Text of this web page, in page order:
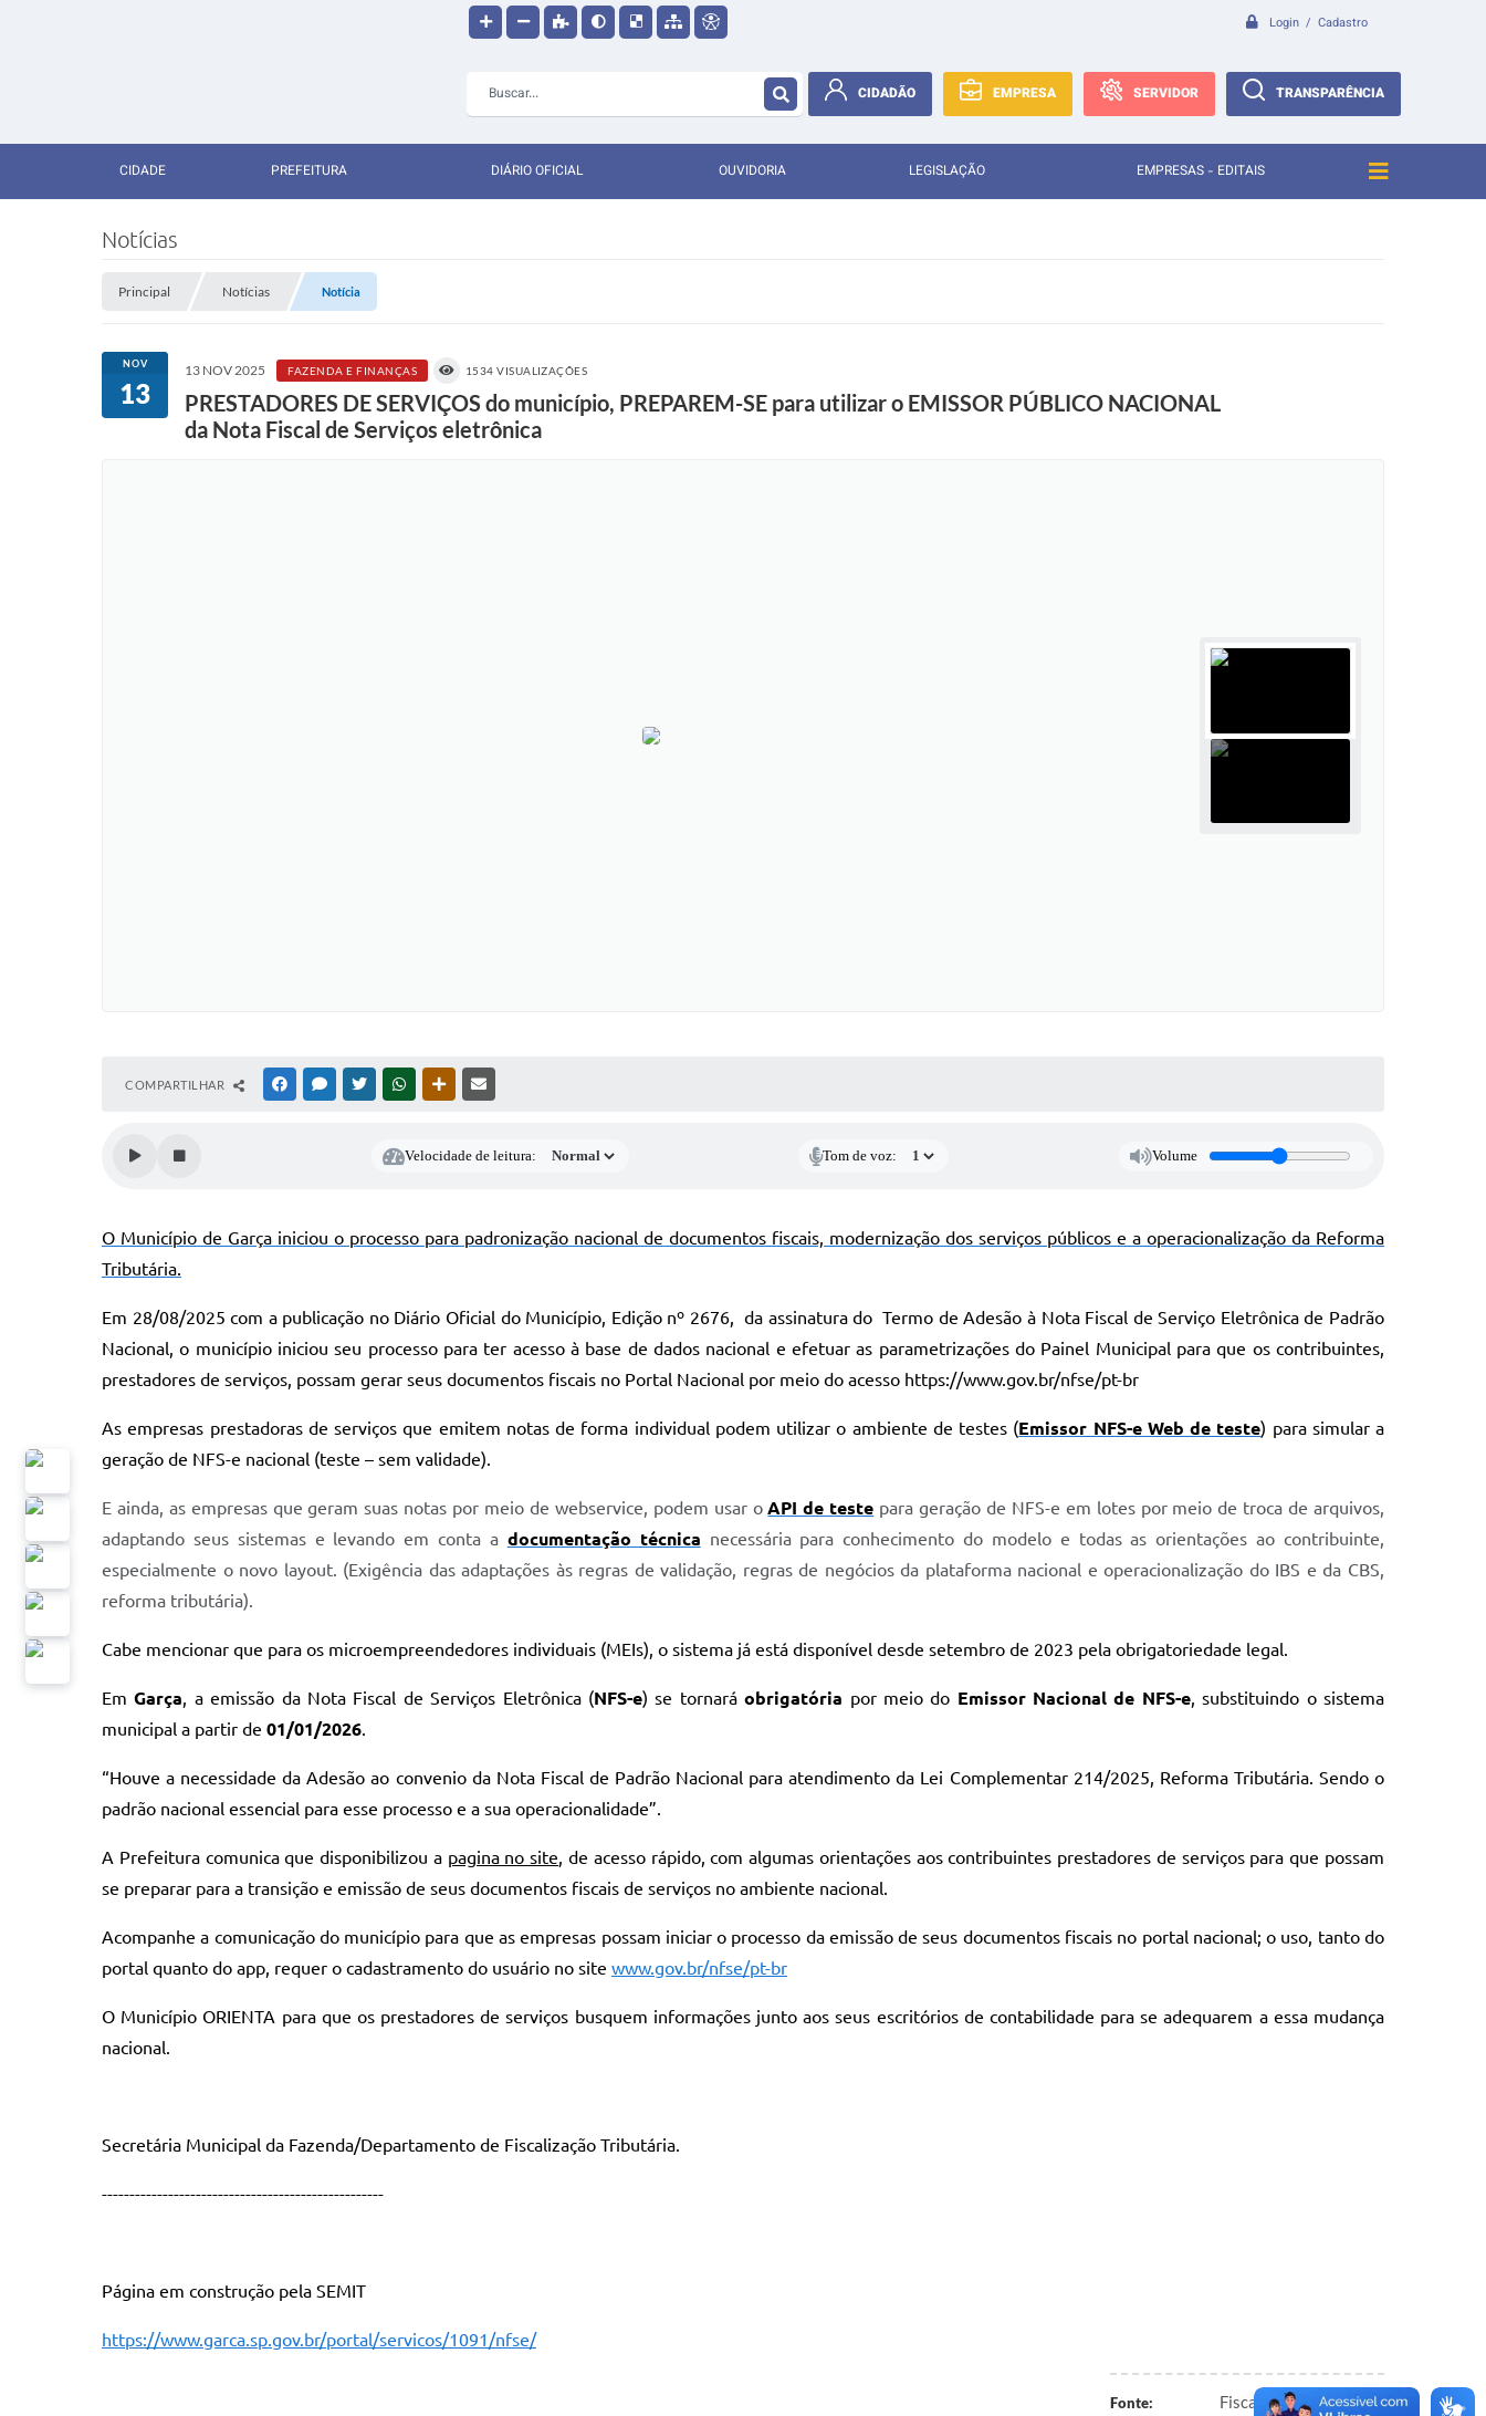
Login / Cadastro
CIDADÃO EMPRESA SERVIDOR TRANSPARÊNCIA
CIDADE PREFEITURA DIÁRIO OFICIAL OUVIDORIA LEGISLAÇÃO EMPRESAS - EDITAIS
Notícias
Principal Notícias Notícia
NOV
13
13 NOV 2025 FAZENDA E FINANÇAS 1534 VISUALIZAÇÕES
PRESTADORES DE SERVIÇOS do município, PREPAREM-SE para utilizar o EMISSOR PÚBLICO NACIONAL
da Nota Fiscal de Serviços eletrônica
COMPARTILHAR FACEBOOKMESSENGER
TWITTERWHATSAPPOUTRAS MÍDIAS
Velocidade de leitura: Tom de voz: Volume
O Município de Garça iniciou o processo para padronização nacional de documentos fiscais, modernização dos serviços públicos e a operacionalização da Reforma
Tributária.
Em 28/08/2025 com a publicação no Diário Oficial do Município, Edição nº 2676, da assinatura do Termo de Adesão à Nota Fiscal de Serviço Eletrônica de Padrão
Nacional, o município iniciou seu processo para ter acesso à base de dados nacional e efetuar as parametrizações do Painel Municipal para que os contribuintes,
prestadores de serviços, possam gerar seus documentos fiscais no Portal Nacional por meio do acesso https://www.gov.br/nfse/pt-br
As empresas prestadoras de serviços que emitem notas de forma individual podem utilizar o ambiente de testes (Emissor NFS-e Web de teste) para simular a
geração de NFS-e nacional (teste – sem validade).
E ainda, as empresas que geram suas notas por meio de webservice, podem usar oAPI de teste para geração de NFS-e em lotes por meio de troca de arquivos,
adaptando seus sistemas e levando em conta a documentação técnica necessária para conhecimento do modelo e todas as orientações ao contribuinte,
especialmente o novo layout. (Exigência das adaptações às regras de validação, regras de negócios da plataforma nacional e operacionalização do IBS e da CBS,
reforma tributária).
Cabe mencionar que para os microempreendedores individuais (MEIs), o sistema já está disponível desde setembro de 2023 pela obrigatoriedade legal.
EmGarça, a emissão da Nota Fiscal de Serviços Eletrônica (NFS-e) se tornaráobrigatória por meio do Emissor Nacional de NFS-e, substituindo o sistema
municipal a partir de 01/01/2026.
“Houve a necessidade da Adesão ao convenio da Nota Fiscal de Padrão Nacional para atendimento da Lei Complementar 214/2025, Reforma Tributária. Sendo o
padrão nacional essencial para esse processo e a sua operacionalidade”.
A Prefeitura comunica que disponibilizou a pagina no site, de acesso rápido, com algumas orientações aos contribuintes prestadores de serviços para que possam
se preparar para a transição e emissão de seus documentos fiscais de serviços no ambiente nacional.
Acompanhe a comunicação do município para que as empresas possam iniciar o processo da emissão de seus documentos fiscais no portal nacional; o uso, tanto do
portal quanto do app, requer o cadastramento do usuário no site www.gov.br/nfse/pt-br
O Município ORIENTA para que os prestadores de serviços busquem informações junto aos seus escritórios de contabilidade para se adequarem a essa mudança
nacional.
Secretária Municipal da Fazenda/Departamento de Fiscalização Tributária.
---------------------------------------------------
Página em construção pela SEMIT
https://www.garca.sp.gov.br/portal/servicos/1091/nfse/
Fonte: Fiscalização Tributária